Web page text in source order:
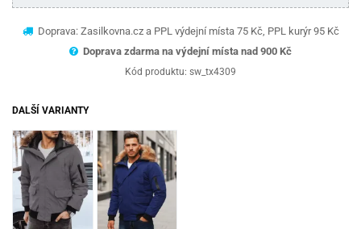
Doprava: Zasilkovna.cz a PPL výdejní místa 75 Kč, PPL kurýr 95 Kč
Doprava zdarma na výdejní místa nad 900 Kč
Kód produktu: sw_tx4309
DALŠÍ VARIANTY